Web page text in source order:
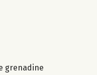
grenadine